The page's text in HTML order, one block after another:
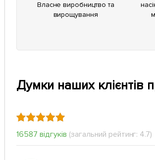
Власне виробництво та
вирощування
Думки наших клієнтів
16587 відгуків (загальний рейтинг: 4.7)